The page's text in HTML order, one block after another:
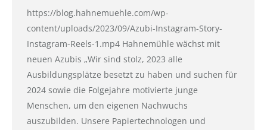
https://blog.hahnemuehle.com/wp-
content/uploads/2023/09/Azubi-Instagram-Story-
Instagram-Reels-1.mp4 Hahnemühle wächst mit
neuen Azubis „Wir sind stolz, 2023 alle
Ausbildungsplätze besetzt zu haben und suchen für
2024 sowie die Folgejahre motivierte junge
Menschen, um den eigenen Nachwuchs
auszubilden. Unsere Papiertechnologen und